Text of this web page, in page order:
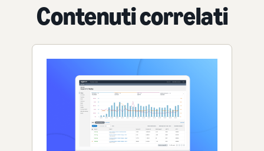
Contenuti correlati